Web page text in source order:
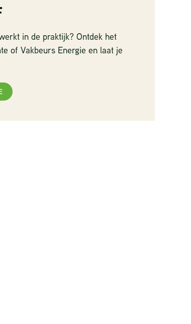
in de praktijk? Ontdek het
of Vakbeurs Energie en laat je
NIET ALTIJD EEN